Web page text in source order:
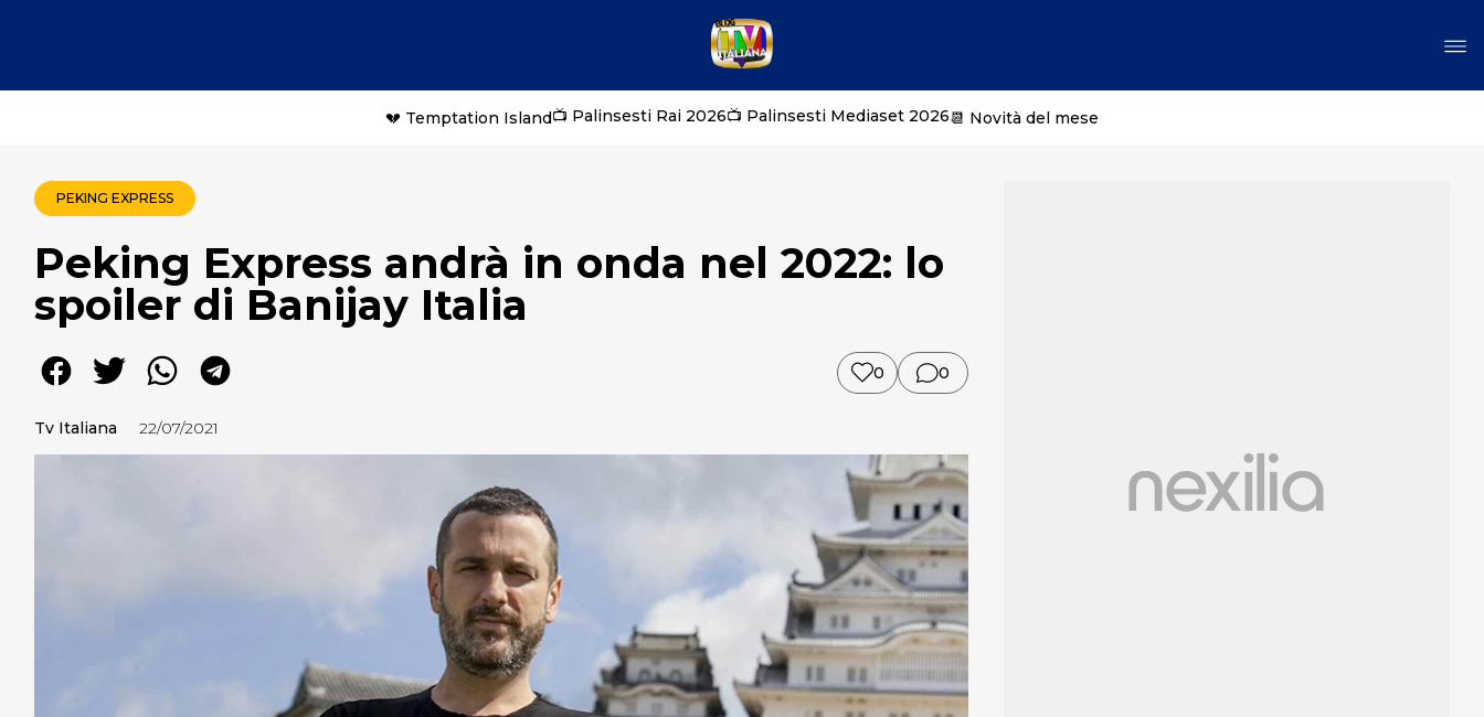
💔 Temptation Island📺 Palinsesti Rai 2026📺 Palinsesti Mediaset 2026📆 Novità del mese
PEKING EXPRESS
Peking Express andrà in onda nel 2022: lo
spoiler di Banijay Italia
0 0
Tv Italiana 22/07/2021